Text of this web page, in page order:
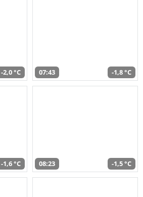
-2,0 °C 07:43 -1,8 °C
-1,6 °C 08:23 -1,5 °C